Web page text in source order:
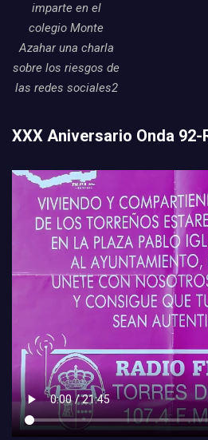
imparte en el
colegio Monte
Azahar una charla
sobre los riesgos de
las redes sociales2
XXX Aniversario Onda